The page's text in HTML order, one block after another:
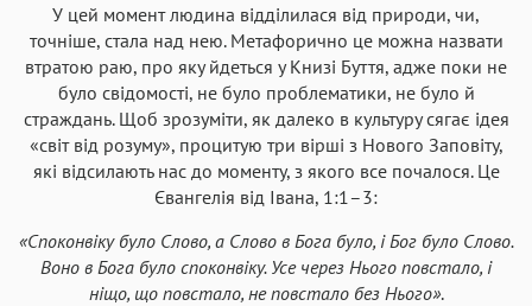
У цей момент людина відділилася від природи, чи,
точніше, стала над нею. Метафорично це можна назвати
втратою раю, про яку йдеться у Книзі Буття, адже поки не
було свідомості, не було проблематики, не було й
страждань. Щоб зрозуміти, як далеко в культуру сягає ідея
«світ від розуму», процитую три вірші з Нового Заповіту,
які відсилають нас до моменту, з якого все почалося. Це
Євангелія від Івана, 1:1–3:
«Споконвіку було Слово, а Слово в Бога було, і Бог було Слово.
Воно в Бога було споконвіку. Усе через Нього повстало, і
ніщо, що повстало, не повстало без Нього».